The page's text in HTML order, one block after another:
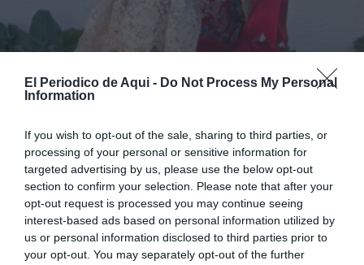
El Periodico de Aqui - Do Not Process My Personal
Information
If you wish to opt-out of the sale, sharing to third parties, or
processing of your personal or sensitive information for
targeted advertising by us, please use the below opt-out
section to confirm your selection. Please note that after your
opt-out request is processed you may continue seeing
interest-based ads based on personal information utilized by
us or personal information disclosed to third parties prior to
your opt-out. You may separately opt-out of the further
6/12
Lucía Llovera.